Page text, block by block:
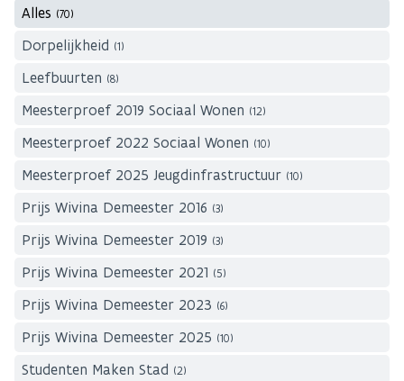
Alles (70)
Dorpelijkheid (1)
Leefbuurten (8)
Meesterproef 2019 Sociaal Wonen (12)
Meesterproef 2022 Sociaal Wonen (10)
Meesterproef 2025 Jeugdinfrastructuur (10)
Prijs Wivina Demeester 2016 (3)
Prijs Wivina Demeester 2019 (3)
Prijs Wivina Demeester 2021 (5)
Prijs Wivina Demeester 2023 (6)
Prijs Wivina Demeester 2025 (10)
Studenten Maken Stad (2)